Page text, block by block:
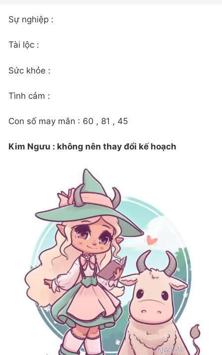
Sự nghiệp :
Tài lộc :
Sức khỏe :
Tình cảm :
Con số may mắn : 60 , 81 , 45
Kim Ngưu : không nên thay đổi kế hoạch